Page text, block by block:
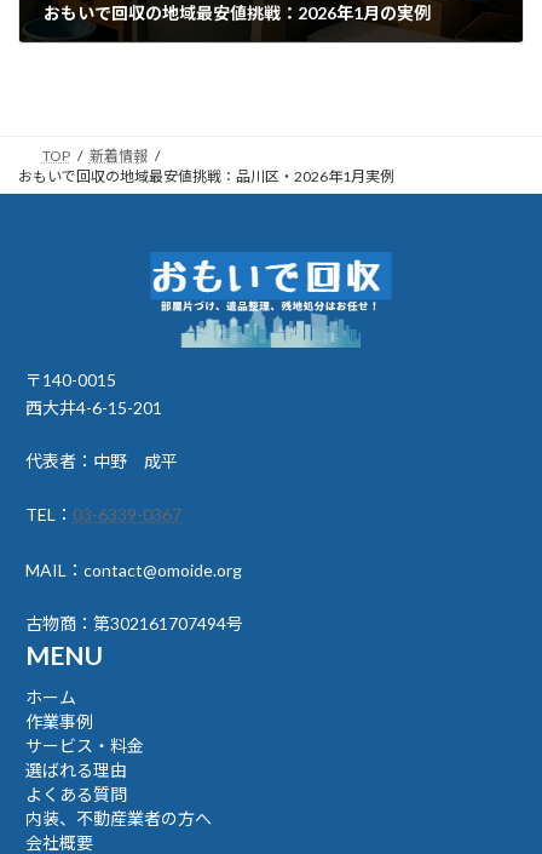
おもいで回収の地域最安値挑戦：2026年1月の実例
TOP
新着情報
おもいで回収の地域最安値挑戦：品川区・2026年1月実例
〒140-0015
西大井4-6-15-201
代表者：中野 成平
TEL： 03-6339-0367
MAIL：contact@omoide.org
古物商：第302161707494号
MENU
ホーム
作業事例
サービス・料金
選ばれる理由
よくある質問
内装、不動産業者の方へ
会社概要